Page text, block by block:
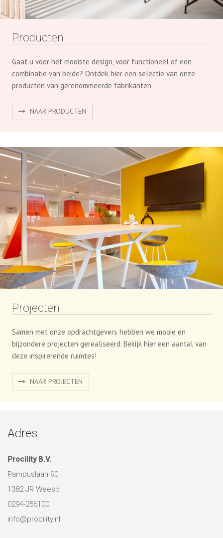
Producten
Gaat u voor het mooiste design, voor functioneel of een
combinatie van beide? Ontdek hier een selectie van onze
producten van gerenommeerde fabrikanten.
NAAR PRODUCTEN
Projecten
Samen met onze opdrachtgevers hebben we mooie en
bijzondere projecten gerealiseerd. Bekijk hier een aantal van
deze inspirerende ruimtes!
NAAR PROJECTEN
Adres
Procility B.V.
Pampuslaan 90
1382 JR Weesp
0294-256100
info@procility.nl